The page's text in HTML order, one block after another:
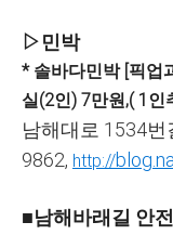
▷민박
* 솔바다민박 [픽업
실(2인) 7만원,( 1인
남해대로 1534
9862, http://
■남해바래길 안